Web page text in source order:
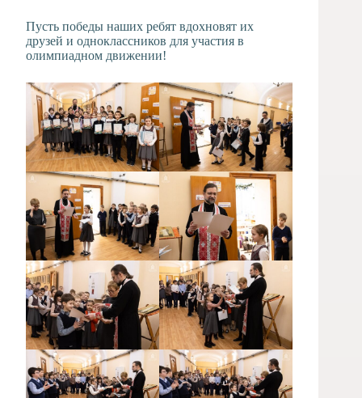
Пусть победы наших ребят вдохновят их
друзей и одноклассников для участия в
олимпиадном движении!